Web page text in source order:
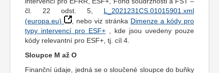
čl. 22 odst. 5, L_2021231CS.01015901.xml
(europa.eu)
, nebo viz stránka Dimenze a kódy pro
typy intervencí pro ESF+ , kde jsou uvedeny pouze
kódy relevantní pro ESF+, tj. cíl 4.
Sloupce M až O
Finanční údaje, jedná se o sloučené sloupce do buňky